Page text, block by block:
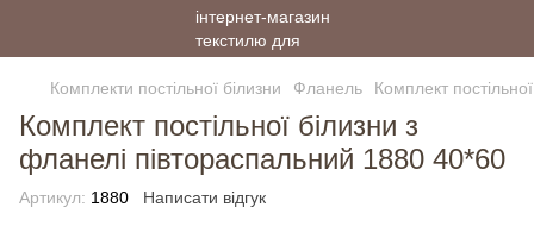
Комплекти постільної білизни Фланель Комплект
Комплект постільної білизни з
фланелі півтораспальний 1880 40*60
Артикул: 1880 Написати відгук